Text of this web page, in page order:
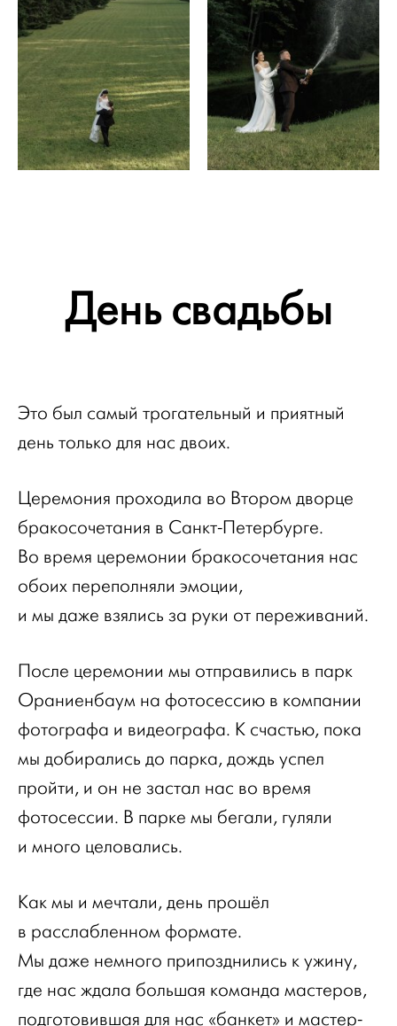
День свадьбы
Это был самый трогательный и приятный
день только для нас двоих.
Церемония проходила во Втором дворце
бракосочетания в Санкт-Петербурге.
Во время церемонии бракосочетания нас
обоих переполняли эмоции,
и мы даже взялись за руки от переживаний.
После церемонии мы отправились в парк
Ораниенбаум на фотосессию в компании
фотографа и видеографа. К счастью, пока
мы добирались до парка, дождь успел
пройти, и он не застал нас во время
фотосессии. В парке мы бегали, гуляли
и много целовались.
Как мы и мечтали, день прошёл
в расслабленном формате.
Мы даже немного припозднились к ужину,
где нас ждала большая команда мастеров,
подготовившая для нас «банкет» и мастер-